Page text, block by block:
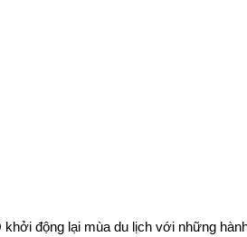
động lại mùa du lịch với những